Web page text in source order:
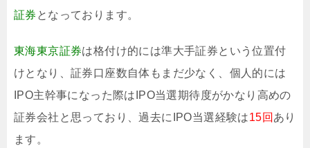
証券 となっております。
東海東京証券は格付け的には準大手証券という位置付
けとなり、証券口座数自体もまだ少なく、個人的には
IPO主幹事になった際はIPO当選期待度がかなり高めの
証券会社と思っており、過去にIPO当選経験は15回 あり
ます。